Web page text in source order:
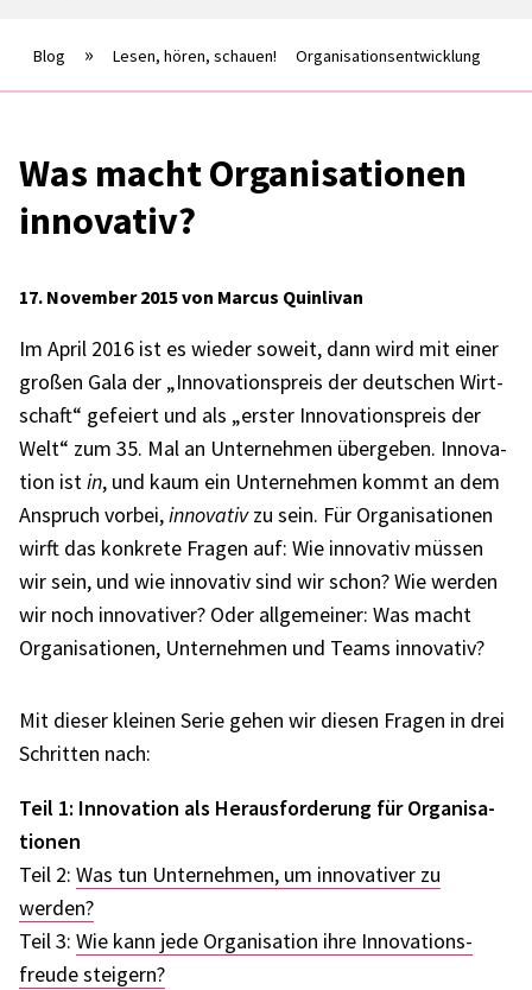
Blog Lesen, hören, schauen! Organisationsentwicklung
Was macht Orga­ni­sa­tio­nen
inno­va­tiv?
17. November 2015 von Marcus Quinlivan
Im April 2016 ist es wieder soweit, dann wird mit einer
großen Gala der „Inno­va­ti­ons­preis der deut­schen Wirt­
schaft“ gefei­ert und als „erster Inno­va­ti­ons­preis der
Welt“ zum 35. Mal an Unter­neh­men über­ge­ben. Inno­va­
tion istin, und kaum ein Unter­neh­men kommt an dem
Anspruch vorbei,inno­va­tivzu sein. Für Orga­ni­sa­tio­nen
wirft das konkrete Fragen auf: Wie inno­va­tiv müssen
wir sein, und wie inno­va­tiv sind wir schon? Wie werden
wir noch inno­va­ti­ver? Oder allge­mei­ner: Was macht
Orga­ni­sa­tio­nen, Unter­neh­men und Teams inno­va­tiv?
Mit dieser klei­nen Serie gehen wir diesen Fragen in drei
Schrit­ten nach:
Teil 1: Inno­va­tion als Heraus­for­de­rung für Orga­ni­sa­
tio­nen
Teil 2: Was tun Unter­neh­men, um inno­va­ti­ver zu
werden?
Teil 3: Wie kann jede Orga­ni­sa­tion ihre Inno­va­ti­ons­
freude stei­gern?